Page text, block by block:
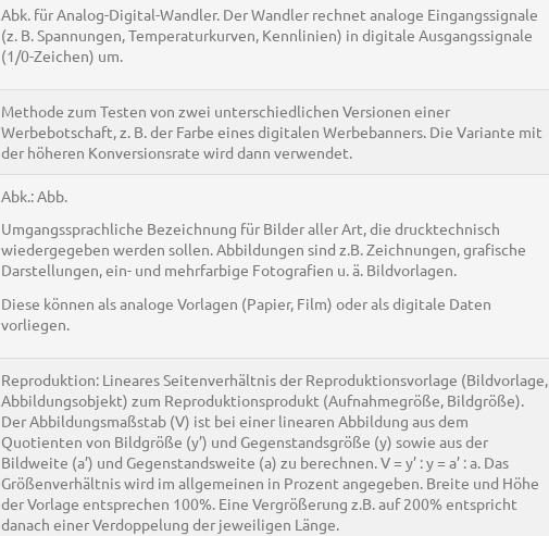
Abk. für Analog-Digital-Wandler. Der Wandler rechnet analoge Eingangssignale
(z. B. Spannungen, Temperaturkurven, Kennlinien) in digitale Ausgangssignale
(1/0-Zeichen) um.
Methode zum Testen von zwei unterschiedlichen Versionen einer
Werbebotschaft, z. B. der Farbe eines digitalen Werbebanners. Die Variante mit
der höheren Konversionsrate wird dann verwendet.
Abk.: Abb.
Umgangssprachliche Bezeichnung für Bilder aller Art, die drucktechnisch
wiedergegeben werden sollen. Abbildungen sind z.B. Zeichnungen, grafische
Darstellungen, ein- und mehrfarbige Fotografien u. ä. Bildvorlagen.
Diese können als analoge Vorlagen (Papier, Film) oder als digitale Daten
vorliegen.
Reproduktion: Lineares Seitenverhältnis der Reproduktionsvorlage (Bildvorlage,
Abbildungsobjekt) zum Reproduktionsprodukt (Aufnahmegröße, Bildgröße).
Der Abbildungsmaßstab (V) ist bei einer linearen Abbildung aus dem
Quotienten von Bildgröße (y’) und Gegenstandsgröße (y) sowie aus der
Bildweite (a’) und Gegenstandsweite (a) zu berechnen. V = y’ : y = a’ : a. Das
Größenverhältnis wird im allgemeinen in Prozent angegeben. Breite und Höhe
der Vorlage entsprechen 100%. Eine Vergrößerung z.B. auf 200% entspricht
danach einer Verdoppelung der jeweiligen Länge.